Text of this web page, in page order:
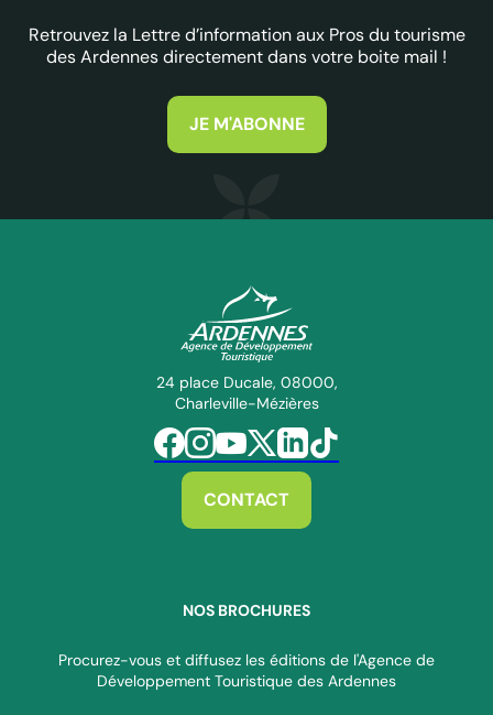
Retrouvez la Lettre d’information aux Pros du tourisme
des Ardennes directement dans votre boite mail !
JE M'ABONNE
ADT des Ardennes Pro
24 place Ducale, 08000,
Charleville-Mézières
Suivez-nous sur Facebook
Suivez-nous sur Instagram
Suivez-nous sur Youtube
Suivez-nous sur Twitter
Suivez-nous sur Linkedin
Suivez-nous sur Tiktok
CONTACT
NOS BROCHURES
Procurez-vous et diffusez les éditions de l'Agence de
Développement Touristique des Ardennes